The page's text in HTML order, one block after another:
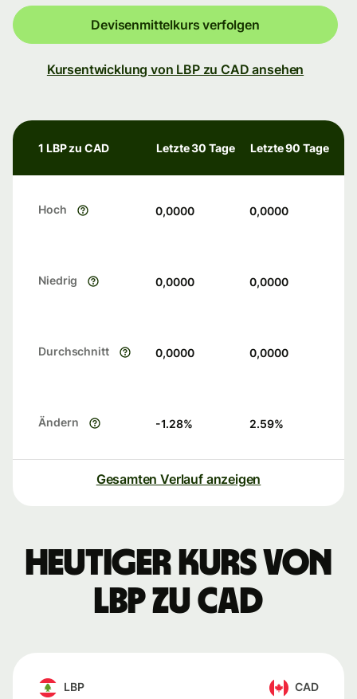
Devisenmittelkurs verfolgen
Kursentwicklung von LBP zu CAD ansehen
1 LBP zu CAD Letzte 30 Tage Letzte 90 Tage
Hoch 0,0000 0,0000
Niedrig 0,0000 0,0000
Durchschnitt 0,0000 0,0000
Ändern -1.28% 2.59%
Gesamten Verlauf anzeigen
Heutiger Kurs von
LBP zu CAD
LBP CAD